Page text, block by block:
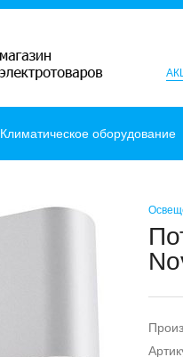
Климатическое оборудование